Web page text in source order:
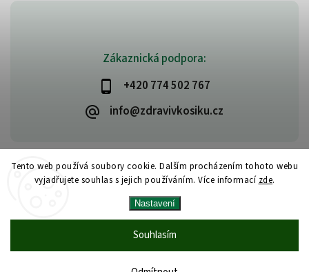
Tento web používá soubory cookie. Dalším procházením tohoto webu
vyjadřujete souhlas s jejich používáním. Více informací zde.
Nastavení
Souhlasím
Zákaznická podpora:
+420 774 502 767
info@zdravivkosiku.cz
www.zdravivkosiku.cz
Upravit nastavení cookies
VytvořilShoptet | Design